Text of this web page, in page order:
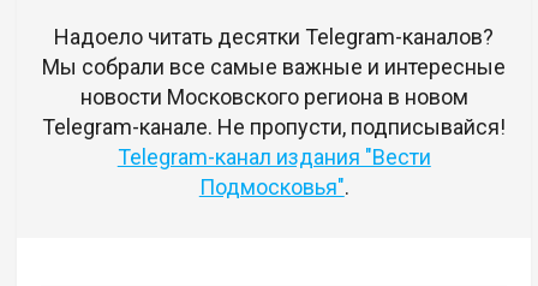
Надоело читать десятки Telegram-каналов?
Мы собрали все самые важные и интересные
новости Московского региона в новом
Telegram-канале. Не пропусти, подписывайся!
Telegram-канал издания "Вести
Подмосковья".